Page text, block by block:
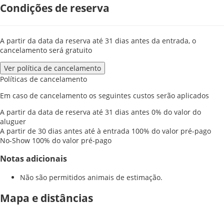
Condições de reserva
A partir da data da reserva até 31 dias antes da entrada, o
cancelamento será gratuito
Ver política de cancelamento
Políticas de cancelamento
Em caso de cancelamento os seguintes custos serão aplicados
A partir da data de reserva até 31 dias antes 0% do valor do
aluguer
A partir de 30 dias antes até à entrada 100% do valor pré-pago
No-Show 100% do valor pré-pago
Notas adicionais
Não são permitidos animais de estimação.
Mapa e distâncias